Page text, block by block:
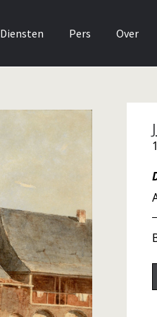
Diensten Pers Over